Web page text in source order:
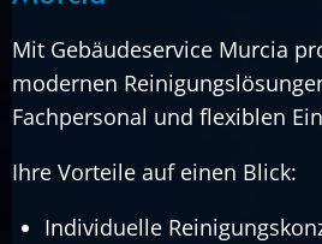
Mit Gebäudeservice Murcia
modernen
Fachpersonal und flexiblen
Ihre Vorteile auf einen Blick:
Individuelle